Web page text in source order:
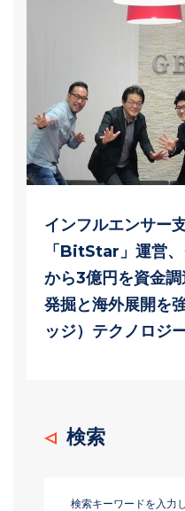
インフルエンサー
「BitStar」運営
から3億円を資金
発掘と海外展開を
ッジ）テクノロジ
検索